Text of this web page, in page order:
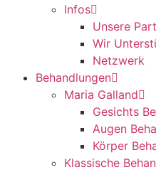
Infos
Unsere
Wir
Netzwerk
Behandlungen
Maria Galland
Gesichts
Augen
Körper
Klassische